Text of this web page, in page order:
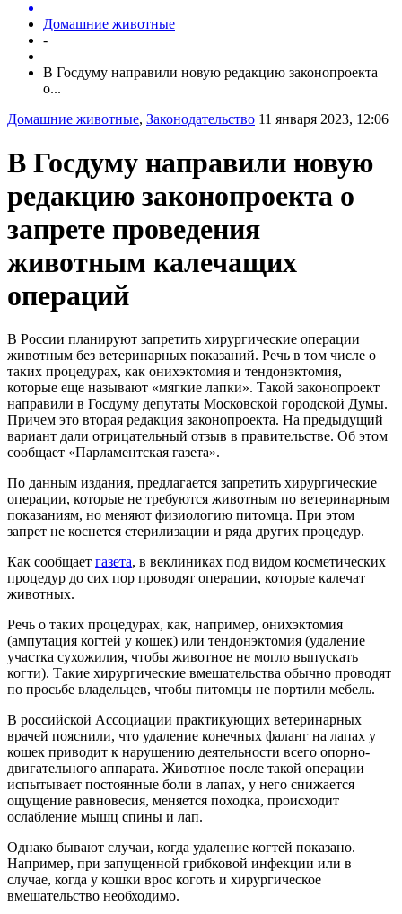
Домашние животные
-
В Госдуму направили новую редакцию законопроекта
о...
Домашние животные, Законодательство 11 января 2023, 12:06
В Госдуму направили новую
редакцию законопроекта о
запрете проведения
животным калечащих
операций
В России планируют запретить хирургические операции
животным без ветеринарных показаний. Речь в том числе о
таких процедурах, как онихэктомия и тендонэктомия,
которые еще называют «мягкие лапки». Такой законопроект
направили в Госдуму депутаты Московской городской Думы.
Причем это вторая редакция законопроекта. На предыдущий
вариант дали отрицательный отзыв в правительстве. Об этом
сообщает «Парламентская газета».
По данным издания, предлагается запретить хирургические
операции, которые не требуются животным по ветеринарным
показаниям, но меняют физиологию питомца. При этом
запрет не коснется стерилизации и ряда других процедур.
Как сообщает газета, в веклиниках под видом косметических
процедур до сих пор проводят операции, которые калечат
животных.
Речь о таких процедурах, как, например, онихэктомия
(ампутация когтей у кошек) или тендонэктомия (удаление
участка сухожилия, чтобы животное не могло выпускать
когти). Такие хирургические вмешательства обычно проводят
по просьбе владельцев, чтобы питомцы не портили мебель.
В российской Ассоциации практикующих ветеринарных
врачей пояснили, что удаление конечных фаланг на лапах у
кошек приводит к нарушению деятельности всего опорно-
двигательного аппарата. Животное после такой операции
испытывает постоянные боли в лапах, у него снижается
ощущение равновесия, меняется походка, происходит
ослабление мышц спины и лап.
Однако бывают случаи, когда удаление когтей показано.
Например, при запущенной грибковой инфекции или в
случае, когда у кошки врос коготь и хирургическое
вмешательство необходимо.